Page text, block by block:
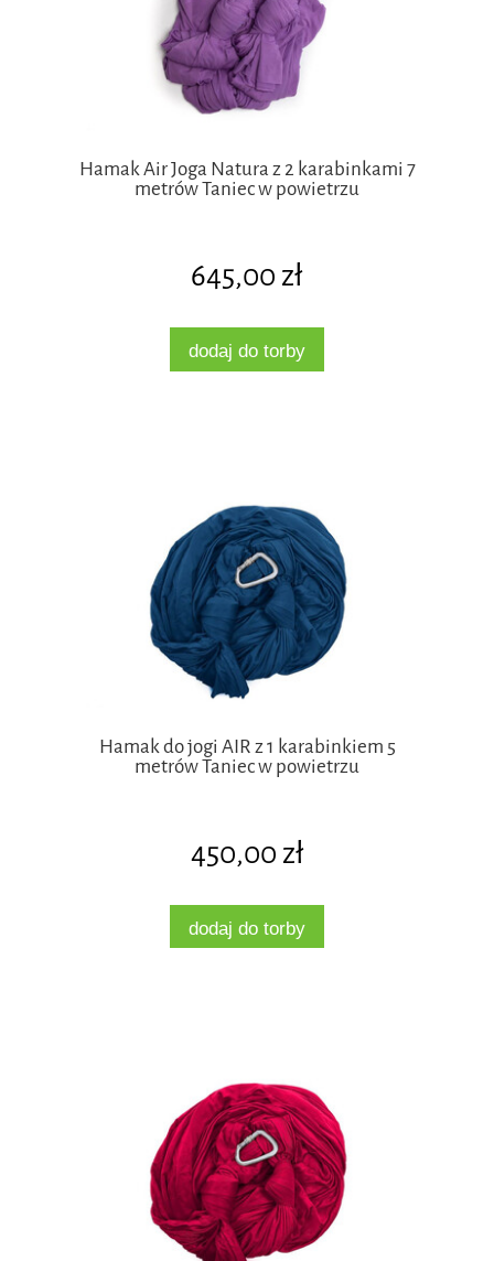
Hamak Air Joga Natura z 2 karabinkami 7
metrów Taniec w powietrzu
645,00 zł
dodaj do torby
Hamak do jogi AIR z 1 karabinkiem 5
metrów Taniec w powietrzu
450,00 zł
dodaj do torby